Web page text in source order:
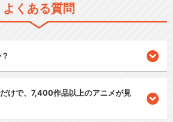
よくある質問
けで、7,400作品以上のアニメが見